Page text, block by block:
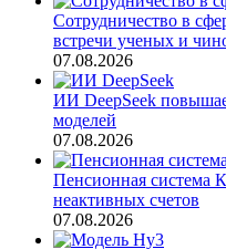
Сотрудничество в
встречи ученых и
07.08.2026
ИИ DeepSeek
моделей
07.08.2026
Пенсионная система
неактивных счетов
07.08.2026